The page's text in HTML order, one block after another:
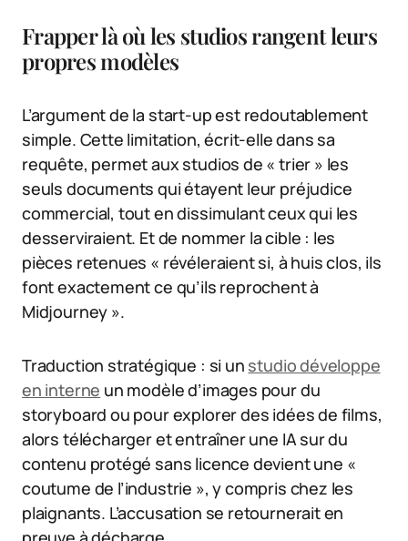
Frapper là où les studios rangent leurs
propres modèles
L’argument de la start-up est redoutablement
simple. Cette limitation, écrit-elle dans sa
requête, permet aux studios de « trier » les
seuls documents qui étayent leur préjudice
commercial, tout en dissimulant ceux qui les
desserviraient. Et de nommer la cible : les
pièces retenues « révéleraient si, à huis clos, ils
font exactement ce qu’ils reprochent à
Midjourney ».
Traduction stratégique : si un studio développe
en interne un modèle d’images pour du
storyboard ou pour explorer des idées de films,
alors télécharger et entraîner une IA sur du
contenu protégé sans licence devient une «
coutume de l’industrie », y compris chez les
plaignants. L’accusation se retournerait en